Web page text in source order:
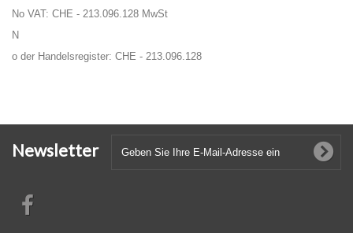
No VAT: CHE - 213.096.128 MwSt
N
o der Handelsregister: CHE - 213.096.128
Newsletter